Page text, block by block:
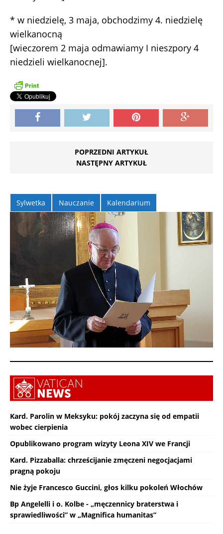
* w niedzielę, 3 maja, obchodzimy 4. niedzielę
wielkanocną
[wieczorem 2 maja odmawiamy I nieszpory 4
niedzieli wielkanocnej].
POPRZEDNI ARTYKUŁ
NASTĘPNY ARTYKUŁ
Sylwetka Nauczanie Kalendarium
Kard. Parolin w Meksyku: pokój zaczyna się od empatii
wobec cierpienia
Opublikowano program wizyty Leona XIV we Francji
Kard. Pizzaballa: chrześcijanie zmęczeni negocjacjami
pragną pokoju
Nie żyje Francesco Guccini, głos kilku pokoleń Włochów
Bp Angelelli i o. Kolbe - „męczennicy braterstwa i
sprawiedliwości” w „Magnifica humanitas”